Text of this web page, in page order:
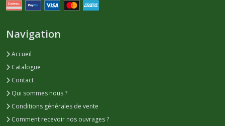
Navigation
Accueil
Catalogue
Contact
Qui sommes nous ?
Conditions générales de vente
Comment recevoir nos ouvrages ?